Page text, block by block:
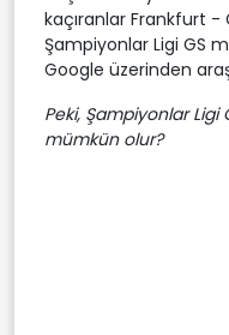
kaçıranlar Frankfurt -
Şampiyonlar Ligi GS
Google üzerinden
Peki, Şampiyonlar
mümkün olur?